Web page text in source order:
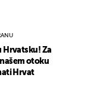
Hrvatsku! Za
otoku
Hrvat